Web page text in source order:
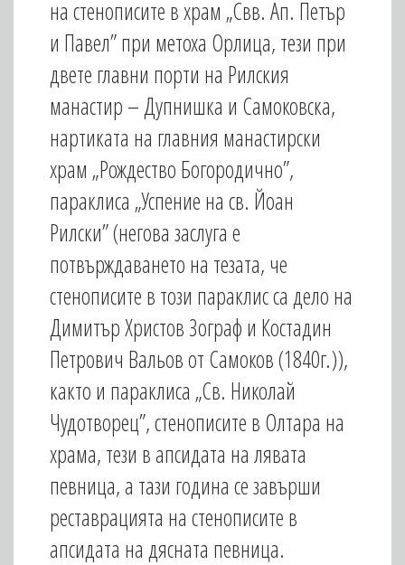
на стенописите в храм „Свв. Ап. Петър
и Павел” при метоха Орлица, тези при
двете главни порти на Рилския
манастир – Дупнишка и Самоковска,
нартиката на главния манастирски
храм „Рождество Богородично”,
параклиса „Успение на св. Йоан
Рилски” (негова заслуга е
потвърждаването на тезата, че
стенописите в този параклис са дело на
Димитър Христов Зограф и Костадин
Петрович Вальов от Самоков (1840г.)),
както и параклиса „Св. Николай
Чудотворец”, стенописите в Олтара на
храма, тези в апсидата на лявата
певница, а тази година се завърши
реставрацията на стенописите в
апсидата на дясната певница.